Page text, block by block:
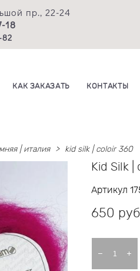
пр., 22-24
18
82
КАК ЗАКАЗАТЬ КОНТАКТЫ
| италия > kid silk | coloir 360
Kid Silk |
Артикул
650